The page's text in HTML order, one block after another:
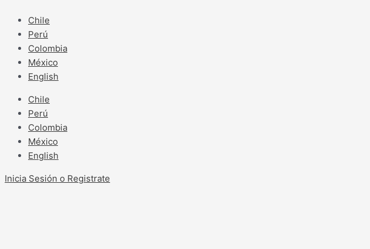
contenido
Chile
Perú
Colombia
México
English
Chile
Perú
Colombia
México
English
Inicia Sesión o Registrate